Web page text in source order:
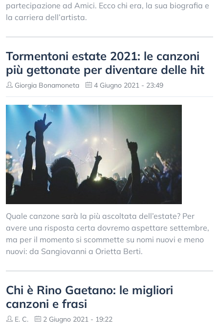
partecipazione ad Amici. Ecco chi era, la sua biografia e
la carriera dell’artista.
Tormentoni estate 2021: le canzoni
più gettonate per diventare delle hit
Giorgia Bonamoneta 4 Giugno 2021 - 23:49
Quale canzone sarà la più ascoltata dell’estate? Per
avere una risposta certa dovremo aspettare settembre,
ma per il momento si scommette su nomi nuovi e meno
nuovi: da Sangiovanni a Orietta Berti.
Chi è Rino Gaetano: le migliori
canzoni e frasi
E. C. 2 Giugno 2021 - 19:22